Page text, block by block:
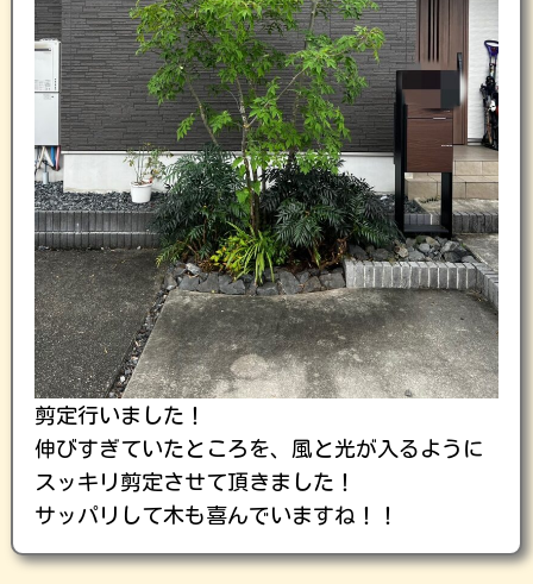
剪定行いました！
伸びすぎていたところを、風と光が入るように
スッキリ剪定させて頂きました！
サッパリして木も喜んでいますね！！